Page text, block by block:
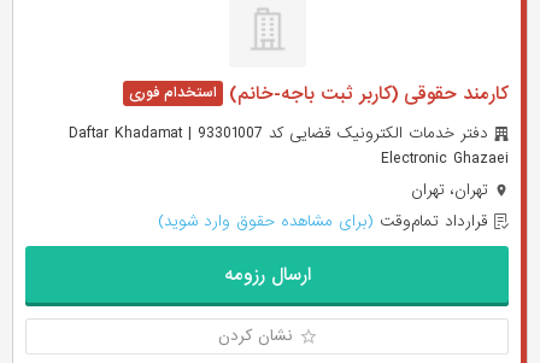
کارمند حقوقی (کاربر ثبت باجه-خانم)
دفتر خدمات الکترونیک قضایی کد 93301007 | Daftar Khadamat
Electronic Ghazaei
تهران، تهران
قرارداد تمام‌وقت (برای مشاهده حقوق وارد شوید)
ارسال رزومه
نشان کردن